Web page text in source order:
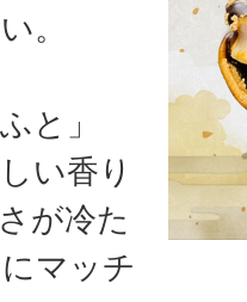
。
と」
い香り
が冷た
マッチ